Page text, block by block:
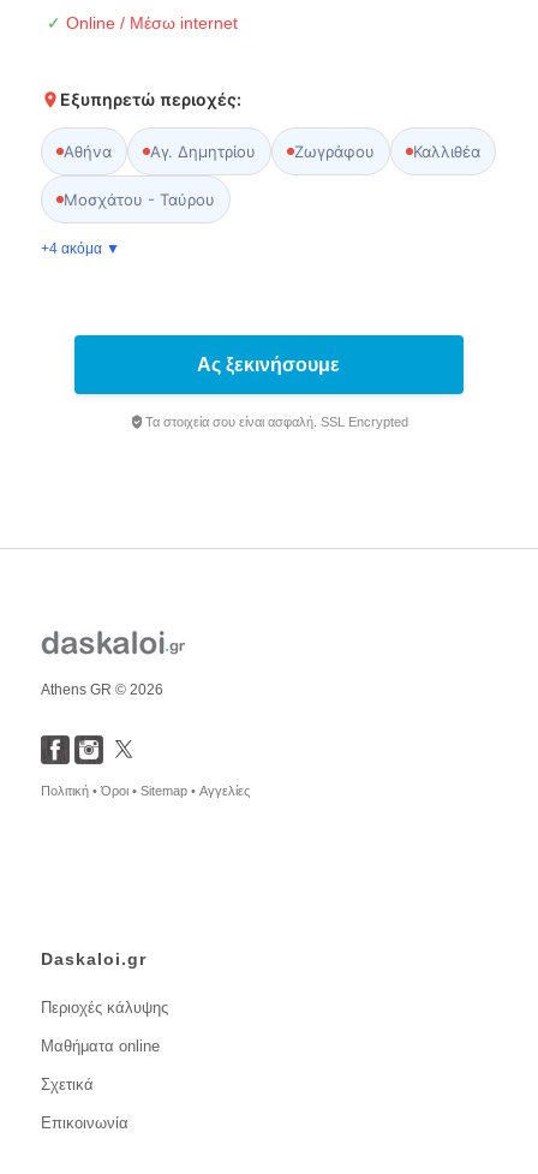
✓ Online / Μέσω internet
Εξυπηρετώ περιοχές:
Αθήνα Αγ. Δημητρίου Ζωγράφου Καλλιθέα
Μοσχάτου - Ταύρου
+4 ακόμα ▼
Ας ξεκινήσουμε
Τα στοιχεία σου είναι ασφαλή. SSL Encrypted
Athens GR © 2026
Πολιτική •Όροι • Sitemap • Αγγελίες
Daskaloi.gr
Περιοχές κάλυψης
Μαθήματα online
Σχετικά
Επικοινωνία